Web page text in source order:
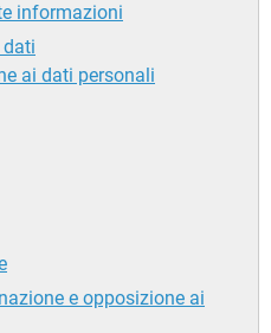
informazioni
ai dati personali
e opposizione ai